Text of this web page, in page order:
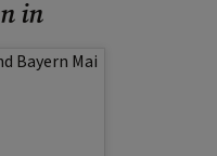
in
Bayern Mai